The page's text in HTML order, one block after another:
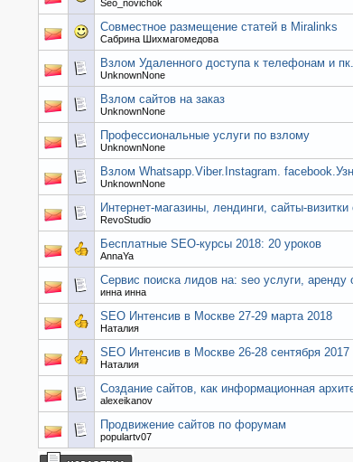
Seo_novichok
Совместное размещение статей в Miralinks
Сабрина Шихмагомедова
Взлом Удаленного доступа к телефонам и
UnknownNone
Взлом сайтов на заказ
UnknownNone
Профессиональные услуги по взлому
UnknownNone
Взлом Whatsapp.Viber.Instagram.
UnknownNone
Интернет-магазины, лендинги, сайты-
RevoStudio
Бесплатные SEO-курсы 2018: 20 уроков
AnnaYa
Сервис поиска лидов на: seo услуги, аренду
инна инна
SEO Интенсив в Москве 27-29 марта 2018
Наталия
SEO Интенсив в Москве 26-28 сентября 2017
Наталия
Создание сайтов, как информационная
alexeikanov
Продвижение сайтов по форумам
populartv07